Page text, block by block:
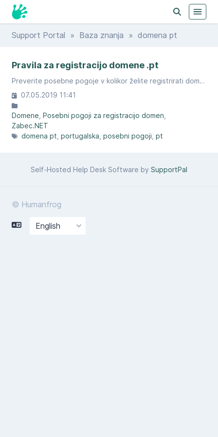
Support Portal » Baza znanja » domena pt
Pravila za registracijo domene .pt
Preverite posebne pogoje v kolikor želite registrirati domeno .pt
07.05.2019 11:41
Domene Posebni pogoji za registracijo domen
Zabec.NET
domena pt portugalska posebni pogoji pt
Self-Hosted Help Desk Software by SupportPal
© Humanfrog